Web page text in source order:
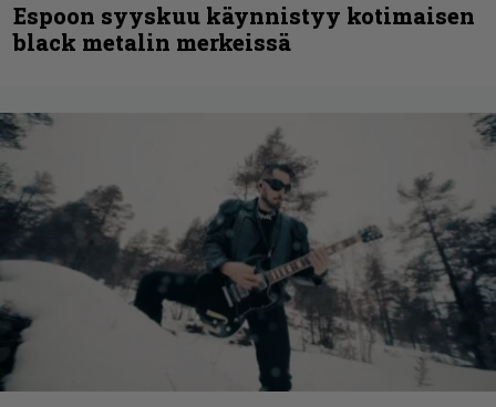
Espoon syyskuu käynnistyy kotimaisen
black metalin merkeissä